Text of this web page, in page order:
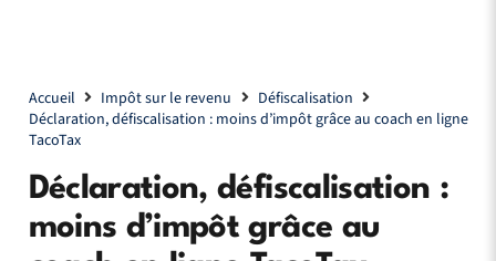
Accueil Impôt sur le revenu
Défiscalisation
Déclaration, défiscalisation : moins d’impôt grâce au coach en ligne
TacoTax
Déclaration, défiscalisation :
moins d’impôt grâce au